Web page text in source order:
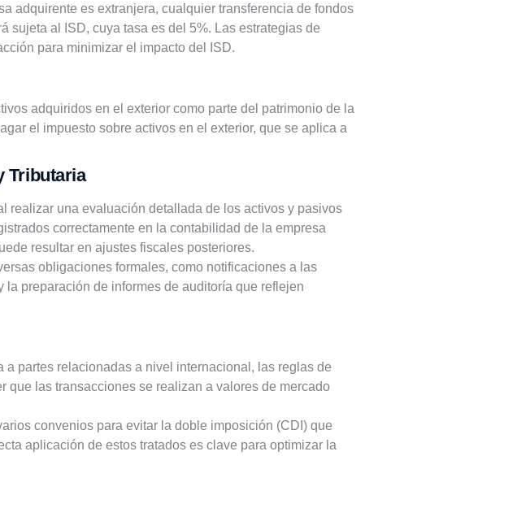
adquirente es extranjera, cualquier transferencia de fondos
sujeta al ISD, cuya tasa es del 5%. Las estrategias de
para minimizar el impacto del ISD.
adquiridos en el exterior como parte del patrimonio de la
el impuesto sobre activos en el exterior, que se aplica a
Tributaria
realizar una evaluación detallada de los activos y pasivos
correctamente en la contabilidad de la empresa
resultar en ajustes fiscales posteriores.
obligaciones formales, como notificaciones a las
preparación de informes de auditoría que reflejen
partes relacionadas a nivel internacional, las reglas de
que las transacciones se realizan a valores de mercado
convenios para evitar la doble imposición (CDI) que
aplicación de estos tratados es clave para optimizar la